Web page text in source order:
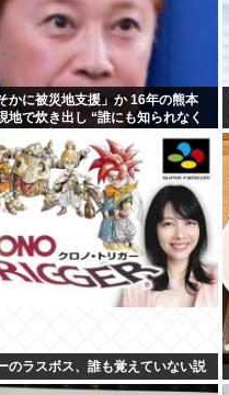
かに被災地支援」か 16年の熊本
地で炊き出し “誰にも知られなく
のラスボス、誰も覚えていない説